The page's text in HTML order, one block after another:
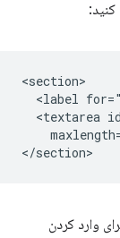
<section>
<label
کردن